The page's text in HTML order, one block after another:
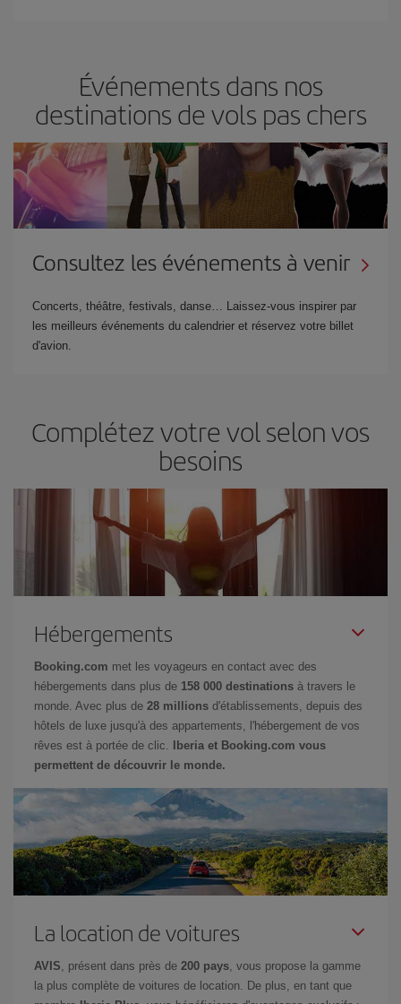
Événements dans nos
destinations de vols pas chers
Consultez les événements à venir
Concerts, théâtre, festivals, danse… Laissez-vous inspirer par
les meilleurs événements du calendrier et réservez votre billet
d'avion.
Complétez votre vol selon vos
besoins
Hébergements
Booking.com met les voyageurs en contact avec des
hébergements dans plus de 158 000 destinations à travers le
monde. Avec plus de 28 millions d'établissements, depuis des
hôtels de luxe jusqu'à des appartements, l'hébergement de vos
rêves est à portée de clic.
Iberia et Booking.com vous
permettent de découvrir le monde.
La location de voitures
AVIS , présent dans près de 200 pays , vous propose la gamme
la plus complète de voitures de location. De plus, en tant que